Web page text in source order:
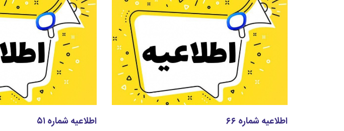
اطلاعیه شماره ۶۶ اطلاعیه شماره ۵۱